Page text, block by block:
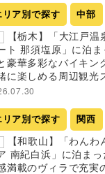
リア別で探す 中部
【栃木】「大江戸温
ト 那須塩原」に泊
豪華多彩なバイキン
に楽しめる周辺観光
リア別で探す 関西
【和歌山】「わんわ
南紀白浜」に泊ま
満載のヴィラで充実